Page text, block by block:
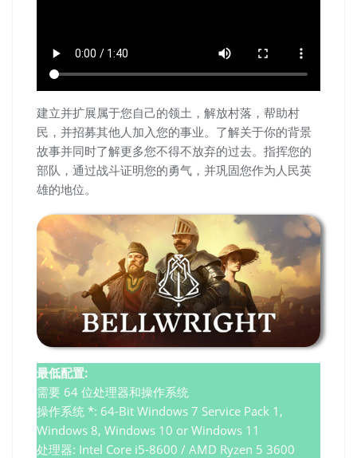
建立并扩展属于您自己的领土，解放村落，帮助村
民，并招募其他人加入您的事业。了解关于你的背景
故事并同时了解更多您不得不放弃的过去。指挥您的
部队，通过战斗证明您的勇气，并巩固您作为人民英
雄的地位。
最低配置:
需要 64 位处理器和操作系统
操作系统 *: 64-Bit Windows 7 Service Pack 1,
Windows 8, Windows 10 or Windows 11
处理器: Intel Core i5-8600 / AMD Ryzen 5 3600